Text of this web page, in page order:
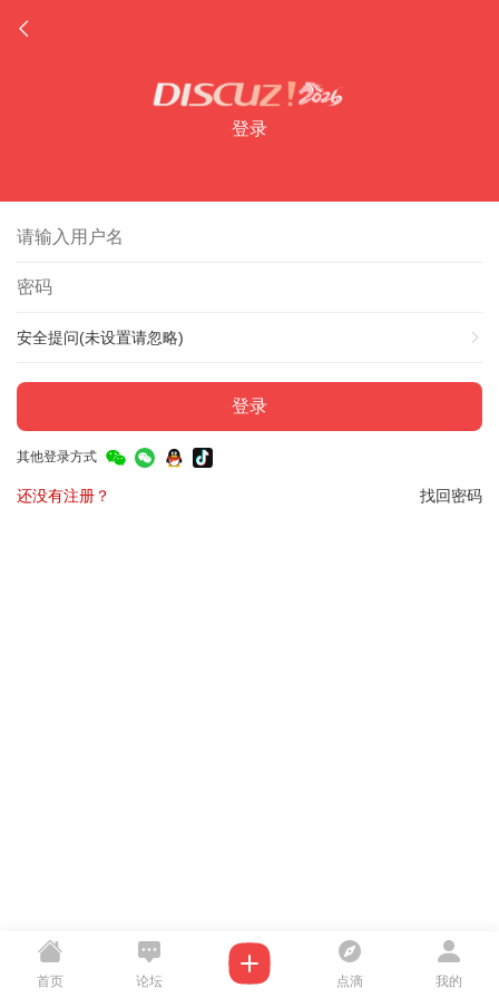
登录
安全提问(未设置请忽略)
登录
其他登录方式
找回密码
还没有注册？
首页 论坛 点滴 我的